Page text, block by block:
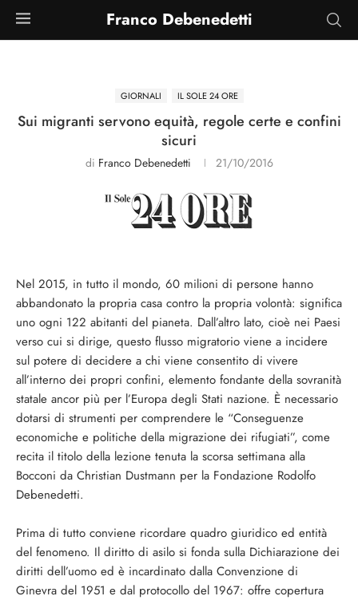
Franco Debenedetti
GIORNALI IL SOLE 24 ORE
Sui migranti servono equità, regole certe e confini
sicuri
di Franco Debenedetti 21/10/2016
Nel 2015, in tutto il mondo, 60 milioni di persone hanno
abbandonato la propria casa contro la propria volontà: significa
uno ogni 122 abitanti del pianeta. Dall’altro lato, cioè nei Paesi
verso cui si dirige, questo flusso migratorio viene a incidere
sul potere di decidere a chi viene consentito di vivere
all’interno dei propri confini, elemento fondante della sovranità
statale ancor più per l’Europa degli Stati nazione. È necessario
dotarsi di strumenti per comprendere le “Conseguenze
economiche e politiche della migrazione dei rifugiati”, come
recita il titolo della lezione tenuta la scorsa settimana alla
Bocconi da Christian Dustmann per la Fondazione Rodolfo
Debenedetti.
Prima di tutto conviene ricordare quadro giuridico ed entità
del fenomeno. Il diritto di asilo si fonda sulla Dichiarazione dei
diritti dell’uomo ed è incardinato dalla Convenzione di
Ginevra del 1951 e dal protocollo del 1967: offre copertura